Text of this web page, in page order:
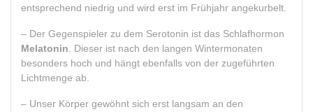
entsprechend niedrig und wird erst im Frühjahr angekurbelt.
– Der Gegenspieler zu dem Serotonin ist das Schlafhormon
Melatonin. Dieser ist nach den langen Wintermonaten
besonders hoch und hängt ebenfalls von der zugeführten
Lichtmenge ab.
– Unser Körper gewöhnt sich erst langsam an den